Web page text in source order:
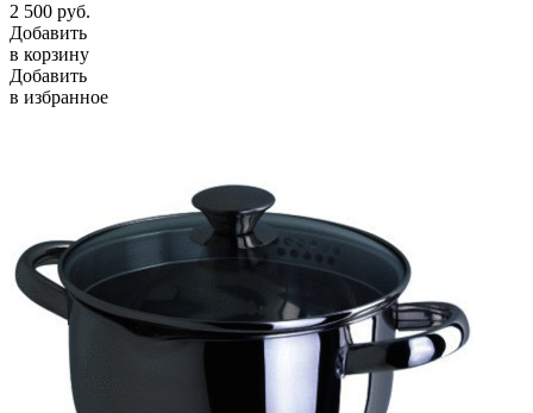
2 500 руб.
Добавить
в корзину
Добавить
в избранное